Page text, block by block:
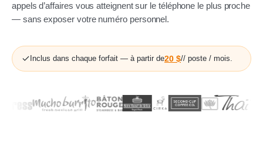
appels d’affaires vous atteignent sur le téléphone le plus proche
— sans exposer votre numéro personnel.
Inclus dans chaque forfait — à partir de20 $// poste / mois.